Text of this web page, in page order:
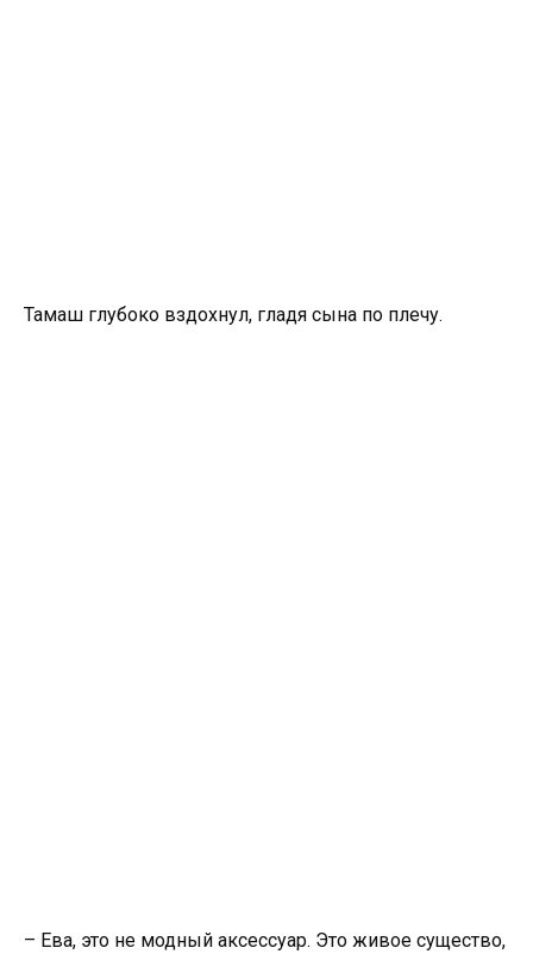
Тамаш глубоко вздохнул, гладя сына по плечу.
– Ева, это не модный аксессуар. Это живое существо,